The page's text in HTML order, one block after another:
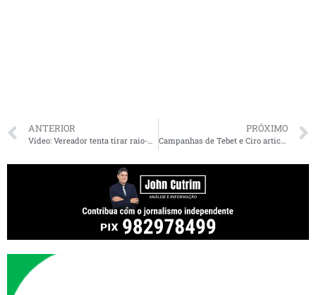
ANTERIOR
Vídeo: Vereador tenta tirar raio-X de cachorro em hospital materno de Presidente Dutra e o caso de funcionários que fizeram festa para comemorar demissão de coordenadora
PRÓXIMO
Campanhas de Tebet e Ciro articulam pacto de não agressão e agenda comum